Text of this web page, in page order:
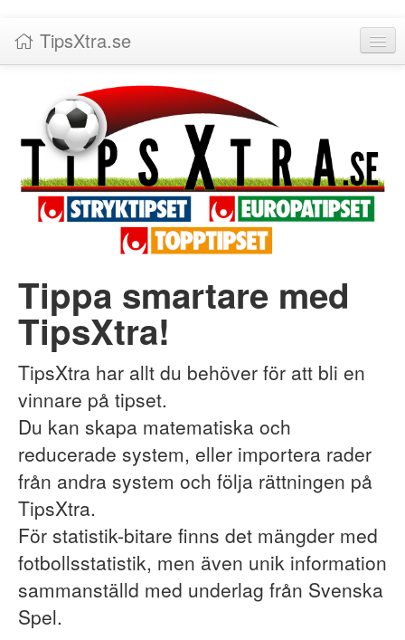
TipsXtra.se
Tabeller
Livescore!
Tipsförslag
Statistik
Priser
Logga in / Skapa konto
Om TipsXtra.se
Tippa smartare med
TipsXtra!
TipsXtra har allt du behöver för att bli en
vinnare på tipset.
Du kan skapa matematiska och
reducerade system, eller importera rader
från andra system och följa rättningen på
TipsXtra.
För statistik-bitare finns det mängder med
fotbollsstatistik, men även unik information
sammanställd med underlag från Svenska
Spel.